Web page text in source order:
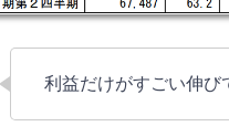
利益だけがすごい伸び